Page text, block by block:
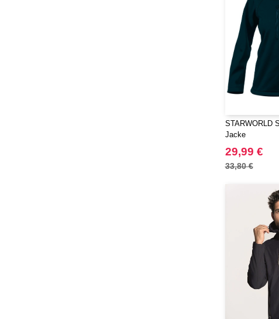
STARWORLD
Jacke
29,99 €
33,80 €